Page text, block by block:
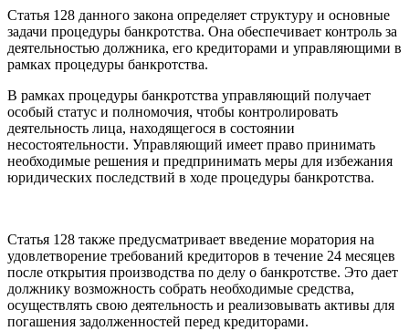
Статья 128 данного закона определяет структуру и основные
задачи процедуры банкротства. Она обеспечивает контроль за
деятельностью должника, его кредиторами и управляющими в
рамках процедуры банкротства.
В рамках процедуры банкротства управляющий получает
особый статус и полномочия, чтобы контролировать
деятельность лица, находящегося в состоянии
несостоятельности. Управляющий имеет право принимать
необходимые решения и предпринимать меры для избежания
юридических последствий в ходе процедуры банкротства.
Статья 128 также предусматривает введение моратория на
удовлетворение требований кредиторов в течение 24 месяцев
после открытия производства по делу о банкротстве. Это дает
должнику возможность собрать необходимые средства,
осуществлять свою деятельность и реализовывать активы для
погашения задолженностей перед кредиторами.